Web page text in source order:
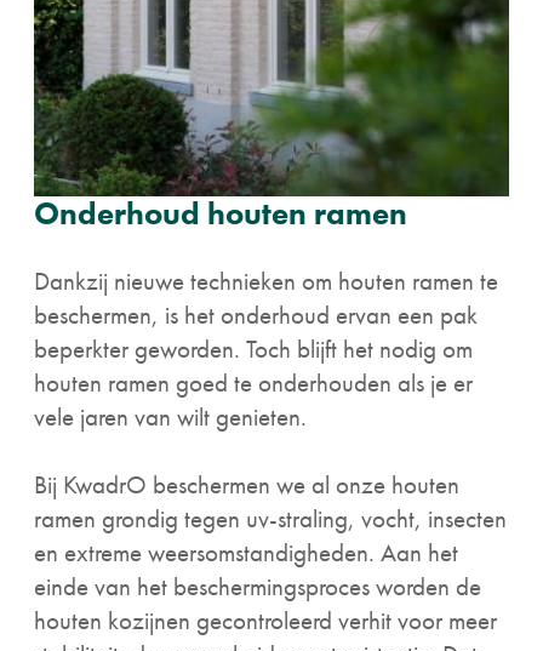
Onderhoud houten ramen
Dankzij nieuwe technieken om houten ramen te
beschermen, is het onderhoud ervan een pak
beperkter geworden. Toch blijft het nodig om
houten ramen goed te onderhouden als je er
vele jaren van wilt genieten.
Bij KwadrO beschermen we al onze houten
ramen grondig tegen uv-straling, vocht, insecten
en extreme weersomstandigheden. Aan het
einde van het beschermingsproces worden de
houten kozijnen gecontroleerd verhit voor meer